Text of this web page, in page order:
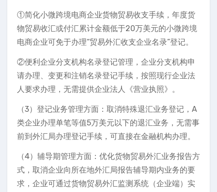
①简化小微跨境电商企业货物贸易收支手续，年度货
物贸易收汇或付汇累计金额低于20万美元的小微跨境
电商企业可免于办理“贸易外汇收支企业名录”登记。
②便利企业分支机构名录登记管理，企业分支机构申
请办理、变更和注销名录登记手续，按照现行企业法
人要求办理，无需提供企业法人《营业执照》。
（3）登记业务管理方面：取消特殊退汇业务登记，A
类企业办理单笔等值5万美元以下的退汇业务，无需事
前到外汇局办理登记手续，可直接在金融机构办理。
（4）辅导期管理方面：优化货物贸易外汇业务报告方
式，取消企业向所在地外汇局报告辅导期内业务的要
求，企业可通过货物贸易外汇监测系统（企业端）实